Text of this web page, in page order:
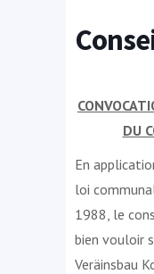
DU
En
loi
1988, le
bien vouloir
Veräinsbau